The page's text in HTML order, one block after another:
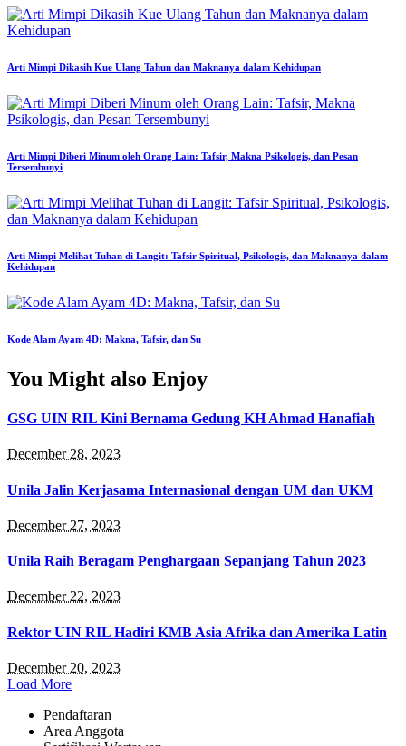
Arti Mimpi Dikasih Kue Ulang Tahun dan Maknanya dalam Kehidupan
Arti Mimpi Diberi Minum oleh Orang Lain: Tafsir, Makna Psikologis, dan Pesan
Tersembunyi
Arti Mimpi Melihat Tuhan di Langit: Tafsir Spiritual, Psikologis, dan Maknanya dalam
Kehidupan
Kode Alam Ayam 4D: Makna, Tafsir, dan Su
You Might also Enjoy
GSG UIN RIL Kini Bernama Gedung KH Ahmad Hanafiah
December 28, 2023
Unila Jalin Kerjasama Internasional dengan UM dan UKM
December 27, 2023
Unila Raih Beragam Penghargaan Sepanjang Tahun 2023
December 22, 2023
Rektor UIN RIL Hadiri KMB Asia Afrika dan Amerika Latin
December 20, 2023
Load More
Pendaftaran
Area Anggota